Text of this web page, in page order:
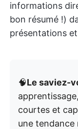
informations
bon résumé !)
présentations
🧠Le saviez-
courtes et
une tendance